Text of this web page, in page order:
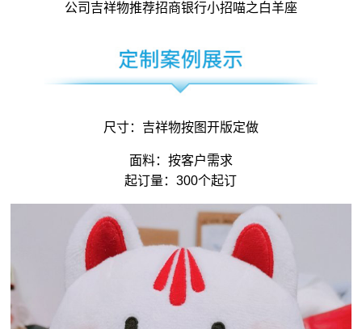
公司吉祥物推荐招商银行小招喵之白羊座
尺寸： 吉祥物按图开版定做
面料：按客户需求
起订量：300个起订